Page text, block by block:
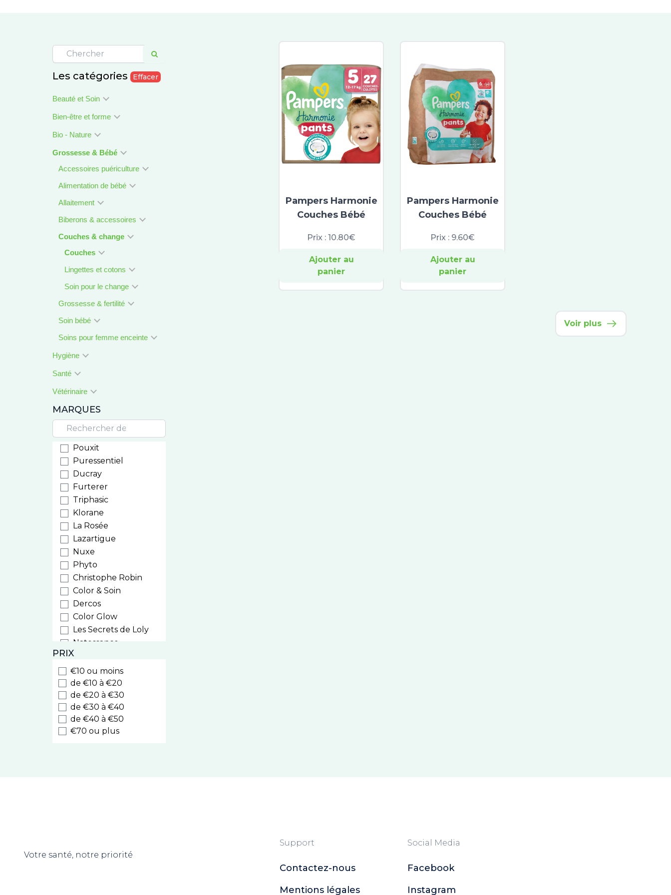
Les catégories Effacer
Beauté et Soin
Bien-être et forme
Bio - Nature
Grossesse & Bébé
Accessoires puériculture
Alimentation de bébé
Allaitement
Biberons & accessoires
Couches & change
Couches
Lingettes et cotons
Soin pour le change
Grossesse & fertilité
Soin bébé
Soins pour femme enceinte
Hygiène
Santé
Vétérinaire
MARQUES
Pouxit
Puressentiel
Ducray
Furterer
Triphasic
Klorane
La Rosée
Lazartigue
Nuxe
Phyto
Christophe Robin
Color & Soin
Dercos
Color Glow
Les Secrets de Loly
Natessance
Weleda
Biocyte
Luxeol
Style
Cooper
Nodé
Caudalie
Rêve de Miel
PRIX
€10 ou moins
de €10 à €20
de €20 à €30
de €30 à €40
de €40 à €50
€70 ou plus
Pampers Harmonie
Couches Bébé
Prix :10.80€
Ajouter au
panier
Pampers Harmonie
Couches Bébé
Prix : 9.60€
Ajouter au
panier
Voir plus
Votre santé, notre priorité
Support
Contactez-nous
Mentions légales
Social Media
Facebook
Instagram